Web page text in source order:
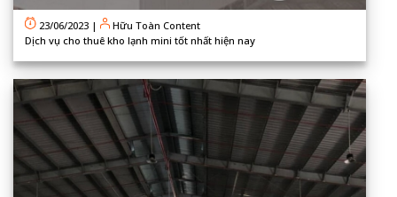
23/06/2023 |
Hữu Toàn Content
Dịch vụ cho thuê kho lạnh mini tốt nhất hiện nay